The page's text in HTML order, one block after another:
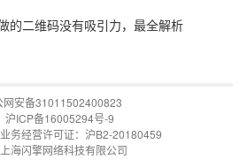
的二维码没有吸引力，最全解析
网安备31011502400823
沪ICP备16005294号-9
务经营许可证：沪B2-20180459
海闪擎网络科技有限公司